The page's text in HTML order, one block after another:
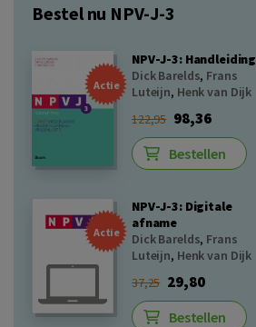
Bestel nu NPV-J-3
Actie
NPV-J-3: Handleiding
Dick Barelds, Frans
Luteijn, Henk van Dijk
122,95 98,36
Bestellen
Actie
NPV-J-3: Digitale
afname
Dick Barelds, Frans
Luteijn, Henk van Dijk
37,25 29,80
Bestellen